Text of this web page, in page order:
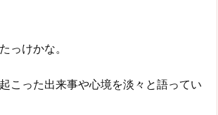
っけかな。
こった出来事や心境を淡々と語ってい